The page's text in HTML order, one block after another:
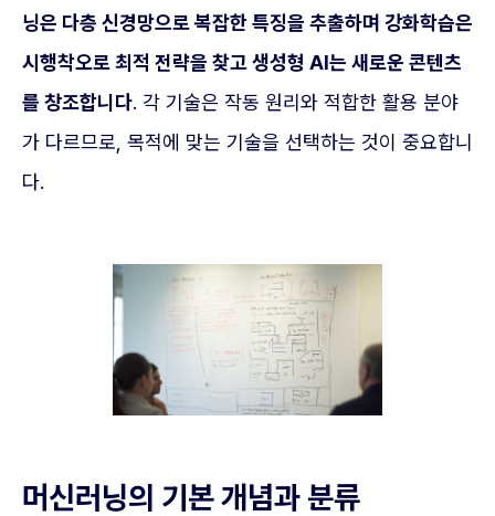
닝은 다층 신경망으로 복잡한 특징을 추출하며 강화학습은
시행착오로 최적 전략을 찾고 생성형 AI는 새로운 콘텐츠
를 창조합니다. 각 기술은 작동 원리와 적합한 활용 분야
가 다르므로, 목적에 맞는 기술을 선택하는 것이 중요합니
다.
머신러닝의 기본 개념과 분류